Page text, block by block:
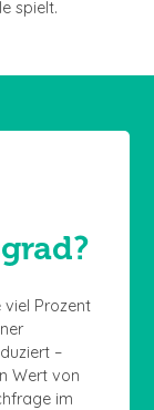
spielt.
Prozent
–
Wert von
im